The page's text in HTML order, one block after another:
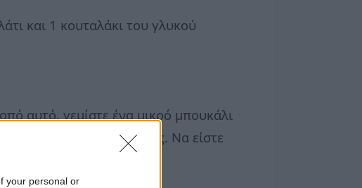
your personal or
και 1 κουταλάκι του γλυκού
αυτό, γεμίστε ένα μικρό μπουκάλι
στο πρόσωπό σας. Να είστε